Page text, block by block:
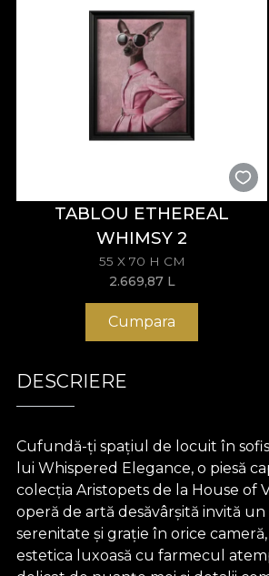
TABLOU ETHEREAL
WHIMSY 2
55 X 70 H CM
2.669,87 L
Cumpara
DESCRIERE
Cufundă-ți spațiul de locuit în
lui Whispered Elegance, o piesă
colecția Aristopets de la House of
operă de artă desăvârșită invită
serenitate și grație în orice
estetica luxoasă cu farmecul